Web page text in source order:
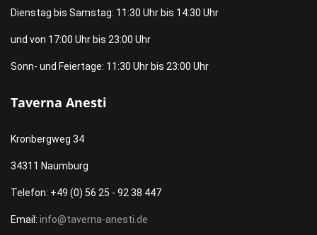
Dienstag bis Samstag: 11:30 Uhr bis 14:30 Uhr
und von 17:00 Uhr bis 23:00 Uhr
Sonn- und Feiertage: 11:30 Uhr bis 23:00 Uhr
Taverna Anesti
Kronbergweg 34
34311 Naumburg
Telefon: +49 (0) 56 25 - 92 38 447
Email: info@taverna-anesti.de